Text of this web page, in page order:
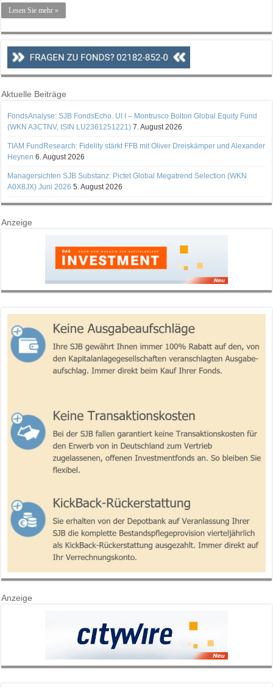
Lesen Sie mehr »
Aktuelle Beiträge
FondsAnalyse: SJB FondsEcho. UI I – Montrusco Bolton Global Equity Fund
(WKN A3CTNV, ISIN LU2361251221) 7. August 2026
TIAM FundResearch: Fidelity stärkt FFB mit Oliver Dreiskämper und Alexander
Heynen 6. August 2026
Managersichten SJB Substanz: Pictet Global Megatrend Selection (WKN
A0X8JX) Juni 2026 5. August 2026
Anzeige
Anzeige